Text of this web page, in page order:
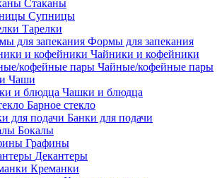
Стаканы
Супницы
Тарелки
Формы для запекания
Чайники и кофейники
Чайные/кофейные пары
Чаши
Чашки и блюдца
Барное стекло
Банки для подачи
Бокалы
Графины
Декантеры
Креманки